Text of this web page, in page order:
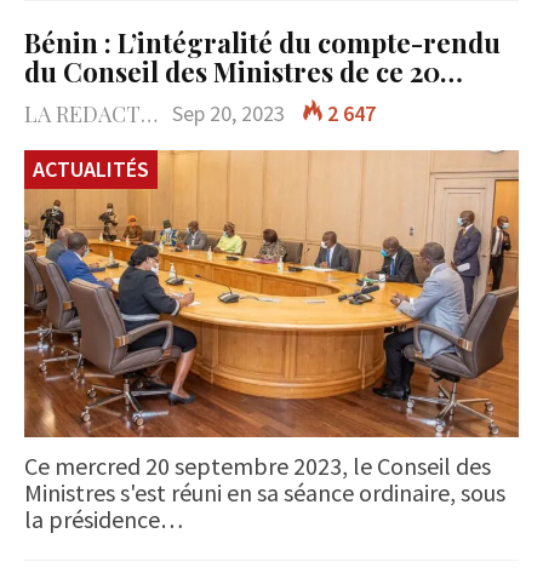
Bénin : L’intégralité du compte-rendu
du Conseil des Ministres de ce 20…
LA REDACTION Sep 20, 2023
2 647
ACTUALITÉS
Ce mercred 20 septembre 2023, le Conseil des
Ministres s'est réuni en sa séance ordinaire, sous
la présidence…